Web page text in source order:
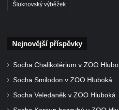
brány
od Mezné
Socha vodníka na trase naučné
Šluknovský výběžek
Nejnovější příspěvky
Socha Chalikotérium v ZOO
Socha Smilodon v ZOO Hluboká
Socha Veledaněk v ZOO Hluboká